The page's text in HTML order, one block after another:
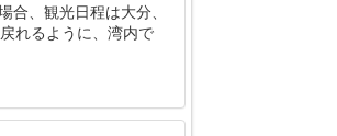
、観光日程は大分、
れるように、湾内で